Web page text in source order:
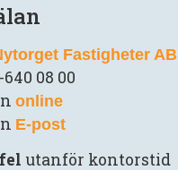
Fastigheter AB
08 00
online
E-post
utanför kontorstid